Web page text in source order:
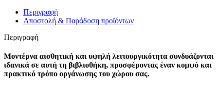
Περιγραφή
Αποστολή & Παράδοση προϊόντων
Περιγραφή
Μοντέρνα αισθητική και υψηλή λειτουργικότητα συνδυάζονται
ιδανικά σε αυτή τη βιβλιοθήκη, προσφέροντας έναν κομψό και
πρακτικό τρόπο οργάνωσης του χώρου σας.